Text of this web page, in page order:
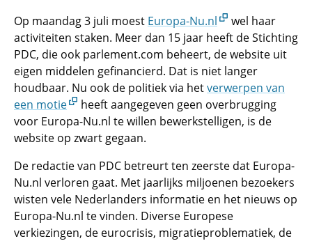
Op maandag 3 juli moest Europa-Nu.nl
wel haar
activiteiten staken. Meer dan 15 jaar heeft de Stichting
PDC, die ook parlement.com beheert, de website uit
eigen middelen gefinancierd. Dat is niet langer
houdbaar. Nu ook de politiek via hetverwerpen van
een motie
heeft aangegeven geen overbrugging
voor Europa-Nu.nl te willen bewerkstelligen, is de
website op zwart gegaan.
De redactie van PDC betreurt ten zeerste dat Europa-
Nu.nl verloren gaat. Met jaarlijks miljoenen bezoekers
wisten vele Nederlanders informatie en het nieuws op
Europa-Nu.nl te vinden. Diverse Europese
verkiezingen, de eurocrisis, migratieproblematiek, de